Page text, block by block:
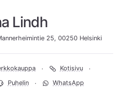
Lindh
25, 00250 Helsinki
Kotisivu
Puhelin WhatsApp